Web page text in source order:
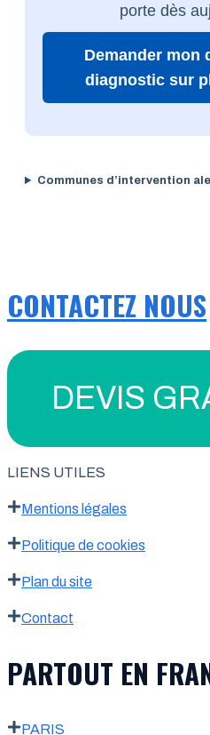
porte dès
Demander mon
diagnostic sur
Communes d’intervention
CONTACTEZ NOUS
DEVIS
LIENS UTILES
Mentions légales
Politique de cookies
Plan du site
Contact
PARTOUT EN
PARIS